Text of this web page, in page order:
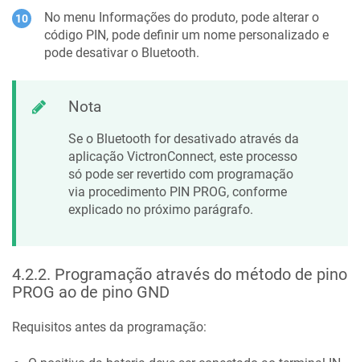
No menu Informações do produto, pode alterar o
código PIN, pode definir um nome personalizado e
pode desativar o Bluetooth.
Nota
Se o Bluetooth for desativado através da
aplicação VictronConnect, este processo
só pode ser revertido com programação
via procedimento PIN PROG, conforme
explicado no próximo parágrafo.
4.2.2. Programação através do método de pino
PROG ao de pino GND
Requisitos antes da programação: